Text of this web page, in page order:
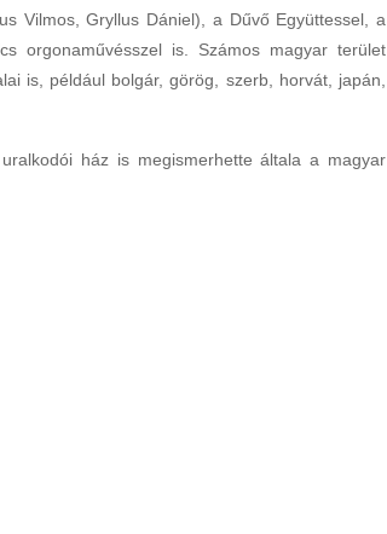
Vilmos, Gryllus Dániel), a Dűvő Együttessel, a
orgonaművésszel is. Számos magyar terület
is, például bolgár, görög, szerb, horvát, japán,
ház is megismerhette általa a magyar